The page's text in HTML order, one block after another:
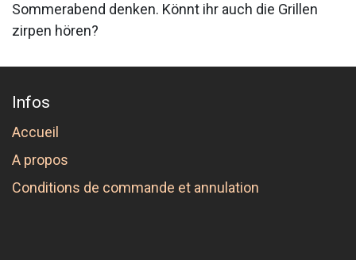
Sommerabend denken. Könnt ihr auch die Grillen
zirpen hören?
Infos
Accueil
A propos
Conditions de commande et annulation